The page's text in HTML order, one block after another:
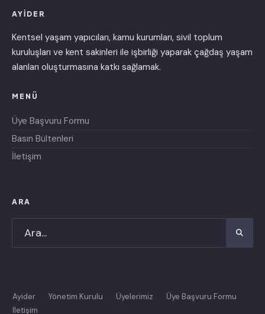
AYİDER
Kentsel yaşam yapıcıları, kamu kurumları, sivil toplum
kuruluşları ve kent sakinleri ile işbirliği yaparak çağdaş yaşam
alanları oluşturmasına katkı sağlamak.
MENÜ
Üye Başvuru Formu
Basın Bültenleri
İletişim
ARA
Ayider Yönetim Kurulu Üyelerimiz
Üye Başvuru Formu
İletişim